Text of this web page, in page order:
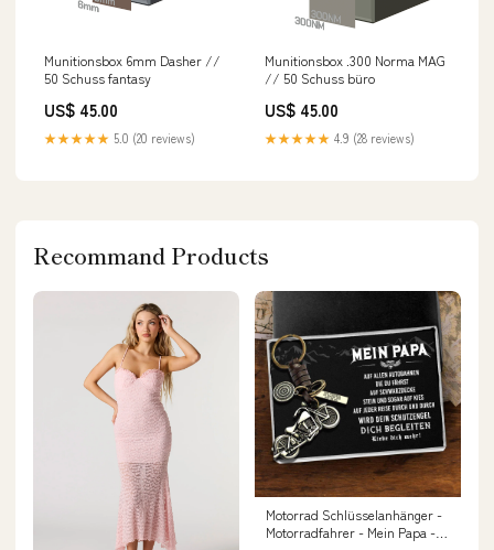
Munitionsbox 6mm Dasher //
50 Schuss fantasy
US$ 45.00
★★★★★ 5.0 (20 reviews)
Munitionsbox .300 Norma MAG
// 50 Schuss büro
US$ 45.00
★★★★★ 4.9 (28 reviews)
Recommand Products
Motorrad Schlüsselanhänger -
Motorradfahrer - Mein Papa -